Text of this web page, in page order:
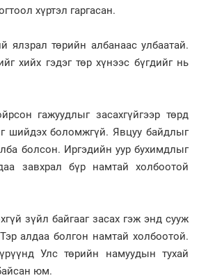
хүртэл гаргасан.
ялзрал төрийн албанаас улбаатай.
хийх гэдэг төр хүнээс бүгдийг нь
гажуудлыг засахгүйгээр төрд
шийдэх боломжгүй. Явцуу байдлыг
болсон. Иргэдийн уур бухимдлыг
завхрал бүр намтай холбоотой
зүйл байгааг засах гэж энд сууж
алдаа болгон намтай холбоотой.
Улс төрийн намуудын тухай
юм.